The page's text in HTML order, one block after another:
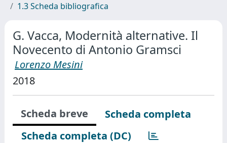
1.3 Scheda bibliografica
G. Vacca, Modernità alternative. Il
Novecento di Antonio Gramsci
Lorenzo Mesini
2018
Scheda breve
Scheda completa
Scheda completa (DC)